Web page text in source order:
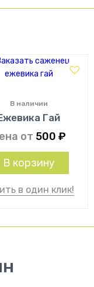
Гай
В наличии
от 500₽
В корзину
в один клик!